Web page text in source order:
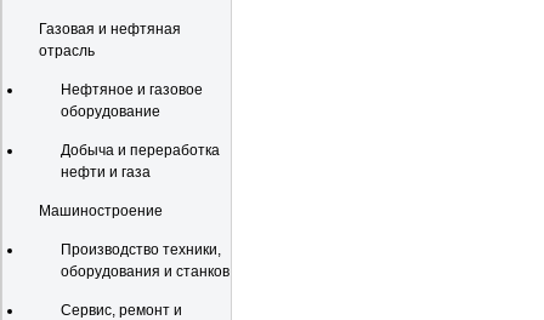
Газовая и нефтяная
отрасль
Нефтяное и газовое
оборудование
Добыча и переработка
нефти и газа
Машиностроение
Производство техники,
оборудования и станков
Сервис, ремонт и